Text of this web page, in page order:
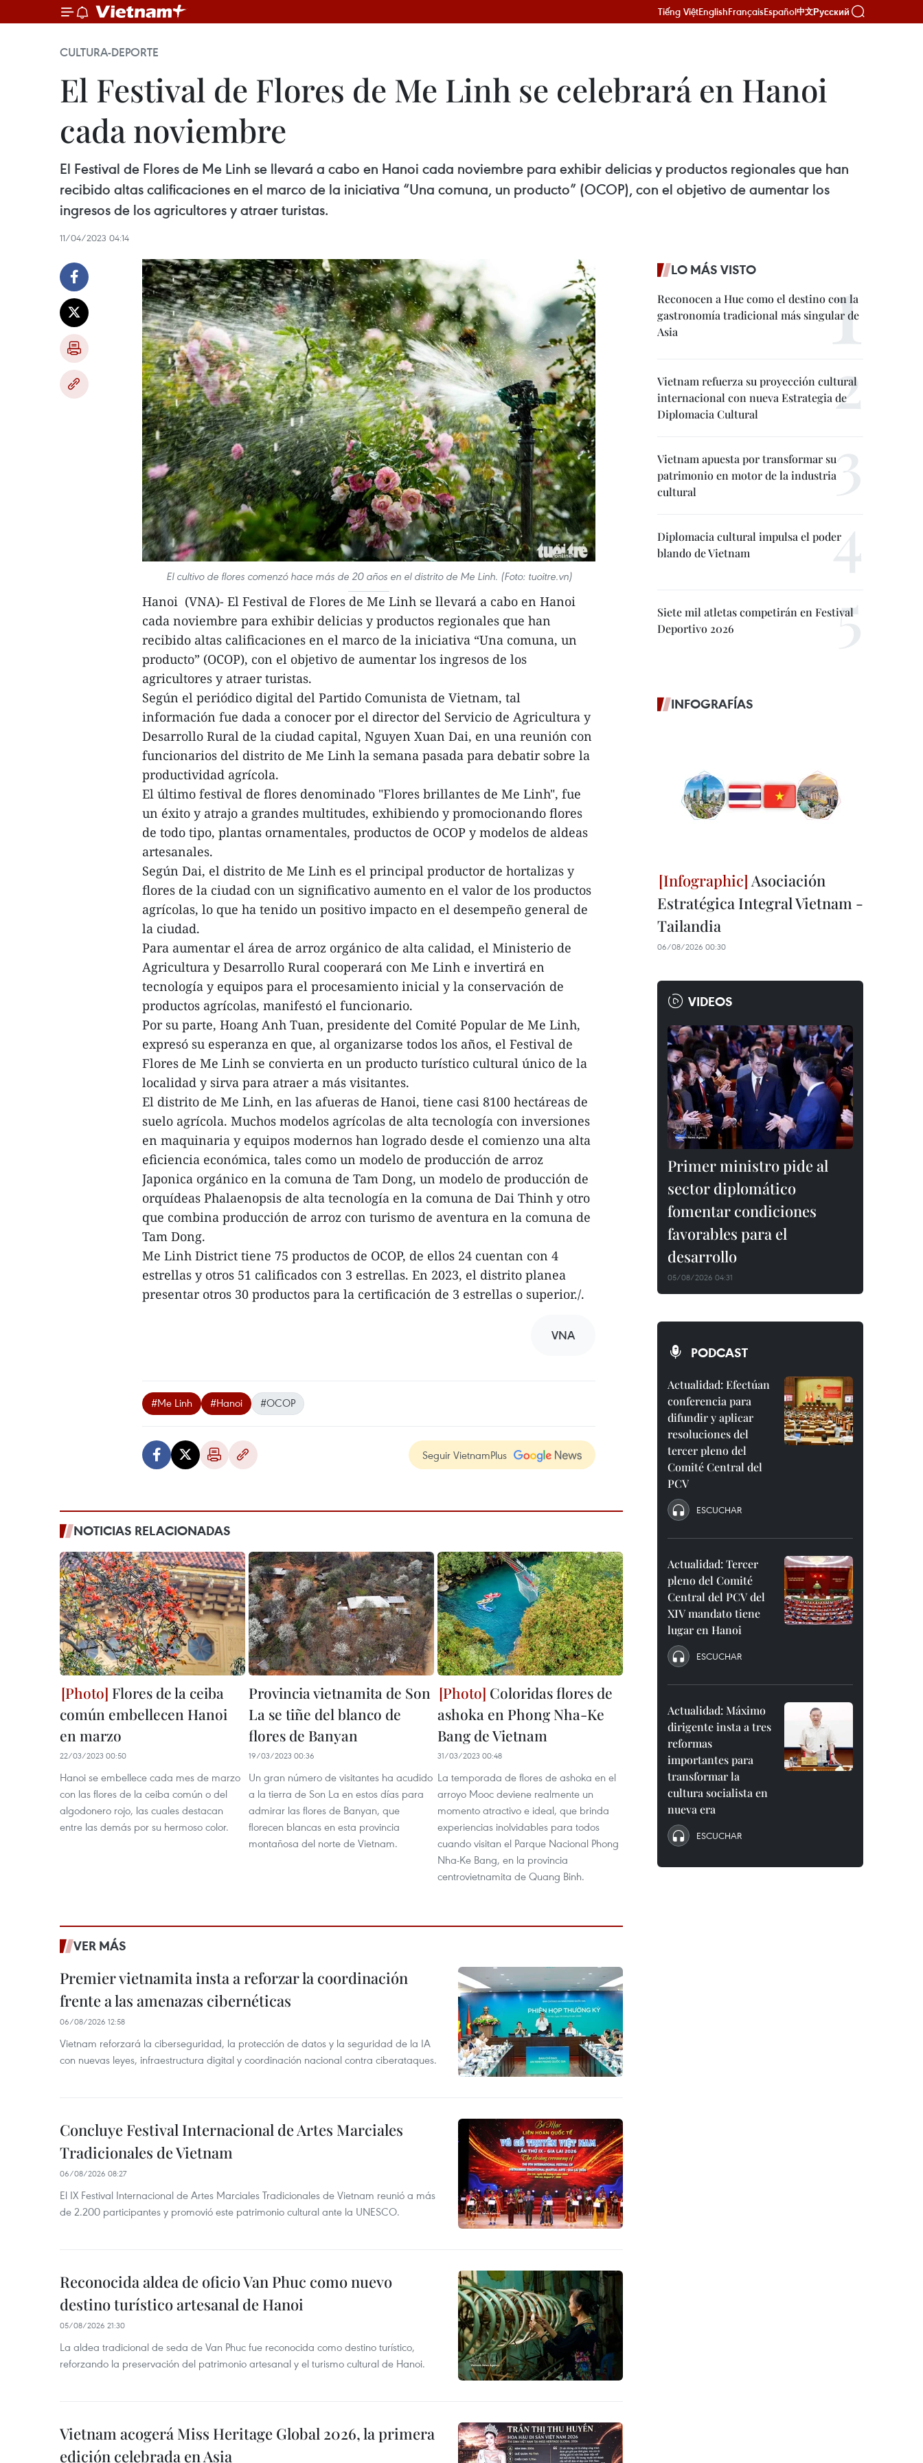
Tiếng ViệtEnglishFrançaisEspañol中文Русский
CULTURA-DEPORTE
El Festival de Flores de Me Linh se celebrará en Hanoi
cada noviembre
El Festival de Flores de Me Linh se llevará a cabo en Hanoi cada noviembre para exhibir delicias y productos regionales que han
recibido altas calificaciones en el marco de la iniciativa “Una comuna, un producto” (OCOP), con el objetivo de aumentar los
ingresos de los agricultores y atraer turistas.
11/04/2023 04:14
El cultivo de flores comenzó hace más de 20 años en el distrito de Me Linh. (Foto: tuoitre.vn)
Hanoi (VNA)- El Festival de Flores de Me Linh se llevará a cabo en Hanoi
cada noviembre para exhibir delicias y productos regionales que han
recibido altas calificaciones en el marco de la iniciativa “Una comuna, un
producto” (OCOP), con el objetivo de aumentar los ingresos de los
agricultores y atraer turistas.
Según el periódico digital del Partido Comunista de Vietnam, tal
información fue dada a conocer por el director del Servicio de Agricultura y
Desarrollo Rural de la ciudad capital, Nguyen Xuan Dai, en una reunión con
funcionarios del distrito de Me Linh la semana pasada para debatir sobre la
productividad agrícola.
El último festival de flores denominado "Flores brillantes de Me Linh", fue
un éxito y atrajo a grandes multitudes, exhibiendo y promocionando flores
de todo tipo, plantas ornamentales, productos de OCOP y modelos de aldeas
artesanales.
Según Dai, el distrito de Me Linh es el principal productor de hortalizas y
flores de la ciudad con un significativo aumento en el valor de los productos
agrícolas, lo que ha tenido un positivo impacto en el desempeño general de
la ciudad.
Para aumentar el área de arroz orgánico de alta calidad, el Ministerio de
Agricultura y Desarrollo Rural cooperará con Me Linh e invertirá en
tecnología y equipos para el procesamiento inicial y la conservación de
productos agrícolas, manifestó el funcionario.
Por su parte, Hoang Anh Tuan, presidente del Comité Popular de Me Linh,
expresó su esperanza en que, al organizarse todos los años, el Festival de
Flores de Me Linh se convierta en un producto turístico cultural único de la
localidad y sirva para atraer a más visitantes.
El distrito de Me Linh, en las afueras de Hanoi, tiene casi 8100 hectáreas de
suelo agrícola. Muchos modelos agrícolas de alta tecnología con inversiones
en maquinaria y equipos modernos han logrado desde el comienzo una alta
eficiencia económica, tales como un modelo de producción de arroz
Japonica orgánico en la comuna de Tam Dong, un modelo de producción de
orquídeas Phalaenopsis de alta tecnología en la comuna de Dai Thinh y otro
que combina producción de arroz con turismo de aventura en la comuna de
Tam Dong.
Me Linh District tiene 75 productos de OCOP, de ellos 24 cuentan con 4
estrellas y otros 51 calificados con 3 estrellas. En 2023, el distrito planea
presentar otros 30 productos para la certificación de 3 estrellas o superior./.
VNA
#Me Linh #Hanoi #OCOP
Seguir VietnamPlus
NOTICIAS RELACIONADAS
Flores de la ceiba
común embellecen Hanoi
en marzo
22/03/2023 00:50
Hanoi se embellece cada mes de marzo
con las flores de la ceiba común o del
algodonero rojo, las cuales destacan
entre las demás por su hermoso color.
Provincia vietnamita de Son
La se tiñe del blanco de
flores de Banyan
19/03/2023 00:36
Un gran número de visitantes ha acudido
a la tierra de Son La en estos días para
admirar las flores de Banyan, que
florecen blancas en esta provincia
montañosa del norte de Vietnam.
Coloridas flores de
ashoka en Phong Nha-Ke
Bang de Vietnam
31/03/2023 00:48
La temporada de flores de ashoka en el
arroyo Mooc deviene realmente un
momento atractivo e ideal, que brinda
experiencias inolvidables para todos
cuando visitan el Parque Nacional Phong
Nha-Ke Bang, en la provincia
centrovietnamita de Quang Binh.
VER MÁS
Premier vietnamita insta a reforzar la coordinación
frente a las amenazas cibernéticas
06/08/2026 12:58
Vietnam reforzará la ciberseguridad, la protección de datos y la seguridad de la IA
con nuevas leyes, infraestructura digital y coordinación nacional contra ciberataques.
Concluye Festival Internacional de Artes Marciales
Tradicionales de Vietnam
06/08/2026 08:27
El IX Festival Internacional de Artes Marciales Tradicionales de Vietnam reunió a más
de 2.200 participantes y promovió este patrimonio cultural ante la UNESCO.
Reconocida aldea de oficio Van Phuc como nuevo
destino turístico artesanal de Hanoi
05/08/2026 21:30
La aldea tradicional de seda de Van Phuc fue reconocida como destino turístico,
reforzando la preservación del patrimonio artesanal y el turismo cultural de Hanoi.
Vietnam acogerá Miss Heritage Global 2026, la primera
edición celebrada en Asia
LO MÁS VISTO
Reconocen a Hue como el destino con la
gastronomía tradicional más singular de
Asia
Vietnam refuerza su proyección cultural
internacional con nueva Estrategia de
Diplomacia Cultural
Vietnam apuesta por transformar su
patrimonio en motor de la industria
cultural
Diplomacia cultural impulsa el poder
blando de Vietnam
Siete mil atletas competirán en Festival
Deportivo 2026
INFOGRAFÍAS
Asociación
Estratégica Integral Vietnam -
Tailandia
06/08/2026 00:30
VIDEOS
Primer ministro pide al
sector diplomático
fomentar condiciones
favorables para el
desarrollo
05/08/2026 04:31
PODCAST
Actualidad: Efectúan
conferencia para
difundir y aplicar
resoluciones del
tercer pleno del
Comité Central del
PCV
ESCUCHAR
Actualidad: Tercer
pleno del Comité
Central del PCV del
XIV mandato tiene
lugar en Hanoi
ESCUCHAR
Actualidad: Máximo
dirigente insta a tres
reformas
importantes para
transformar la
cultura socialista en
nueva era
ESCUCHAR